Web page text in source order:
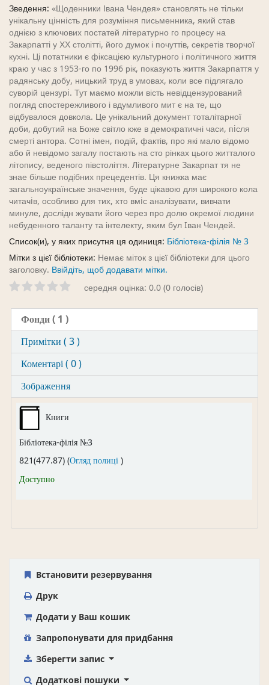
Зведення: «Щоденники Івана Чендея» становлять не тільки
унікальну цiннiсть для розуміння письменника, який став
однією з ключових постатей літературно го процесу на
Закарпатті у ХХ столітті, його думок і почуттів, секретів творчої
кухні. Ці потатники є фіксацією культурного і політичного життя
краю у час з 1953-го по 1996 рік, показують життя Закарпаття у
радянську добу, ницький труд в умовах, коли все підлягало
суворій цензурi. Тут маємо можли вість невідцензурований
погляд спостережливого і вдумливого мит є на те, що
відбувалося довкола. Це унікальний документ тоталітарної
доби, добутий на Боже світло кже в демократичні часи, пiсля
смерті антора. Сотні імен, подій, фактів, про які мало відомо
або й невідомо загалу постають на сто рінках цього житталого
літопису, веденого півстоліття. Літературне Закарпат тя не
знае більше подібних прецедентів. Ця книжка має
загальноукраїнське значення, буде цікавою для широкого кола
читачiв, особливо для тих, хто вмiс аналізувати, вивчати
минуле, дослідн жувати його через про долю окремої людини
небуденного таланту та інтелекту, яким бул Iван Чендей.
Список(и), у яких присутня ця одиниця: Бібліотека-філія № 3
Мітки з цієї бібліотеки: Немає міток з цієї бібліотеки для цього
заголовку. Ввійдіть, щоб додавати мітки.
середня оцінка: 0.0 (0 голосів)
Фонди( 1 )
Примітки ( 3 )
Коментарі ( 0 )
Зображення
Книги
Бібліотека-філія №3
821(477.87) (Огляд полиці(Відкривається нижче)
)
Доступно
Встановити резервування
Друк
Додати у Ваш кошик
Запропонувати для придбання
Зберегти запис
Додаткові пошуки